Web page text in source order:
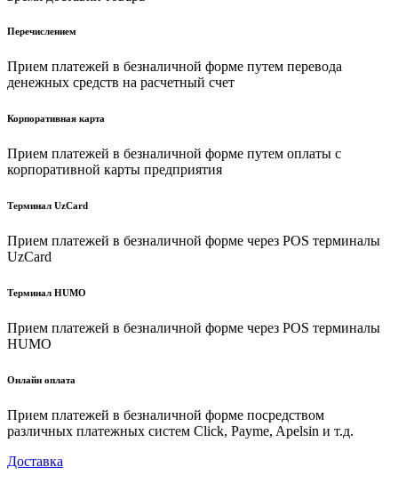
Перечислением
Прием платежей в безналичной форме путем перевода
денежных средств на расчетный счет
Корпоративная карта
Прием платежей в безналичной форме путем оплаты с
корпоративной карты предприятия
Терминал UzCard
Прием платежей в безналичной форме через POS терминалы
UzCard
Терминал HUMO
Прием платежей в безналичной форме через POS терминалы
HUMO
Онлайн оплата
Прием платежей в безналичной форме посредством
различных платежных систем Click, Payme, Apelsin и т.д.
Доставка